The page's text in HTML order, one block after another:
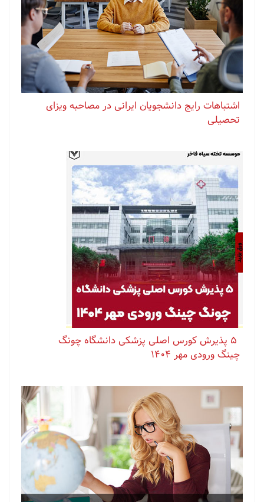
اشتباهات رایج دانشجویان ایرانی در مصاحبه ویزای
تحصیلی
چینگ ورودی مهر ۱۴۰۴